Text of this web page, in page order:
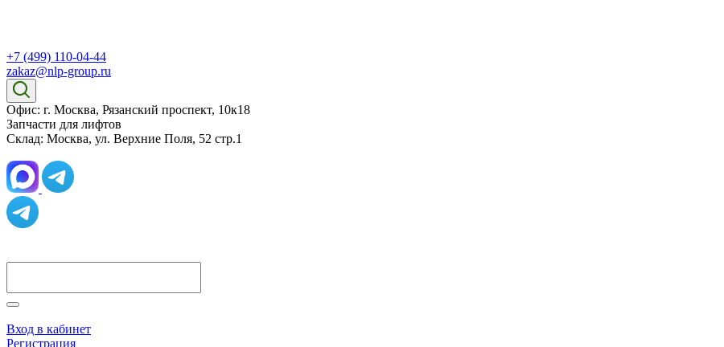
+7 (499) 110-04-44
zakaz@nlp-group.ru
Офис: г. Москва, Рязанский проспект, 10к18
Запчасти для лифтов
Склад: Москва, ул. Верхние Поля, 52 стр.1
Вход в кабинет
Регистрация